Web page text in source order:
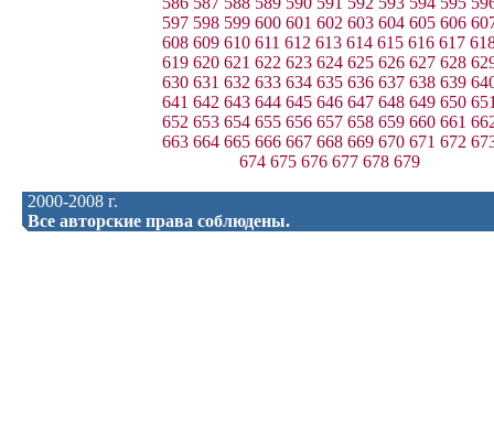
597 598 599 600 601 602 603 604 605 606
608 609 610 611 612 613 614 615 616 617
619 620 621 622 623 624 625 626 627 628
630 631 632 633 634 635 636 637 638 639
641 642 643 644 645 646 647 648 649 650
652 653 654 655 656 657 658 659 660 661
663 664 665 666 667 668 669 670 671 672
674 675 676 677 678 679
2000-2008 г.
Все авторские права соблюдены.